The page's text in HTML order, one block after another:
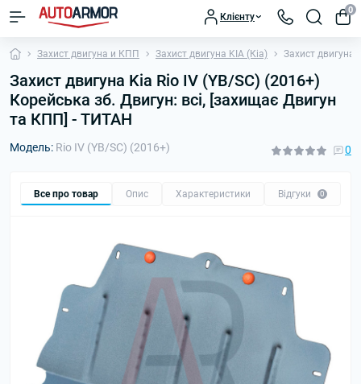
Клієнту
0
Захист двигуна и КПП Захист двигуна KIA (Кіа) Захист двигуна
Захист двигуна Kia Rio IV (YB/SC) (2016+)
Корейська зб. Двигун: всі, [захищає Двигун
та КПП] - ТИТАН
Модель: Rio IV (YB/SC) (2016+) 0
Все про товар Опис Характеристики Відгуки 0